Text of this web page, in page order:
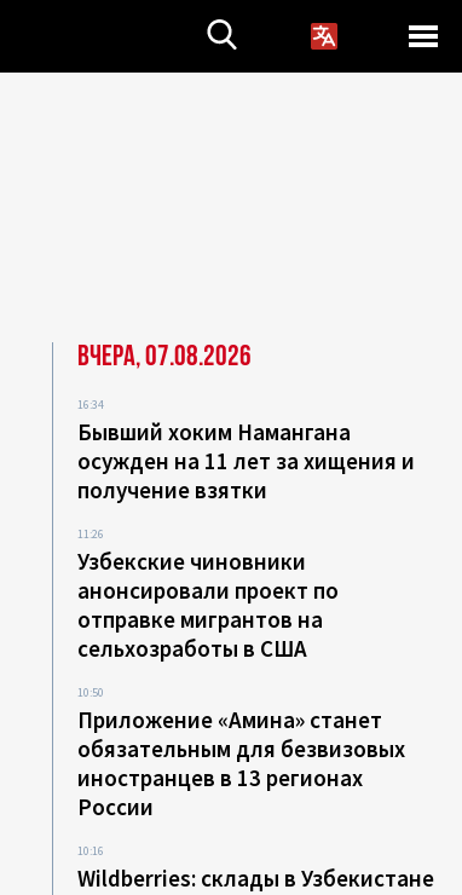
Вчера, 07.08.2026
16:34
Бывший хоким Намангана
осужден на 11 лет за хищения и
получение взятки
11:26
Узбекские чиновники
анонсировали проект по
отправке мигрантов на
сельхозработы в США
10:50
Приложение «Амина» станет
обязательным для безвизовых
иностранцев в 13 регионах
России
10:16
Wildberries: склады в Узбекистане